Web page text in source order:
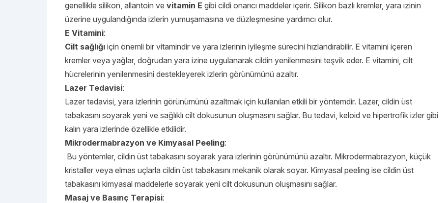
genellikle silikon, allantoin ve vitamin E gibi cildi onarıcı maddeler içerir. Silikon bazlı kremler, yara izinin
üzerine uygulandığında izlerin yumuşamasına ve düzleşmesine yardımcı olur.
E Vitamini:
Cilt sağlığı için önemli bir vitamindir ve yara izlerinin iyileşme sürecini hızlandırabilir. E vitamini içeren
kremler veya yağlar, doğrudan yara izine uygulanarak cildin yenilenmesini teşvik eder. E vitamini, cilt
hücrelerinin yenilenmesini destekleyerek izlerin görünümünü azaltır.
Lazer Tedavisi:
Lazer tedavisi, yara izlerinin görünümünü azaltmak için kullanılan etkili bir yöntemdir. Lazer, cildin üst
tabakasını soyarak yeni ve sağlıklı cilt dokusunun oluşmasını sağlar. Bu tedavi, keloid ve hipertrofik izler gibi
kalın yara izlerinde özellikle etkilidir.
Mikrodermabrazyon ve Kimyasal Peeling:
Bu yöntemler, cildin üst tabakasını soyarak yara izlerinin görünümünü azaltır. Mikrodermabrazyon, küçük
kristaller veya elmas uçlarla cildin üst tabakasını mekanik olarak soyar. Kimyasal peeling ise cildin üst
tabakasını kimyasal maddelerle soyarak yeni cilt dokusunun oluşmasını sağlar.
Masaj ve Basınç Terapisi: